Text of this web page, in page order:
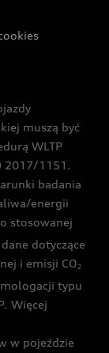
w
muszą być
WLTP
2017/1151.
badania
energii
stosowanej
dotyczące
i emisji CO2
typu
Więcej
w pojeździe